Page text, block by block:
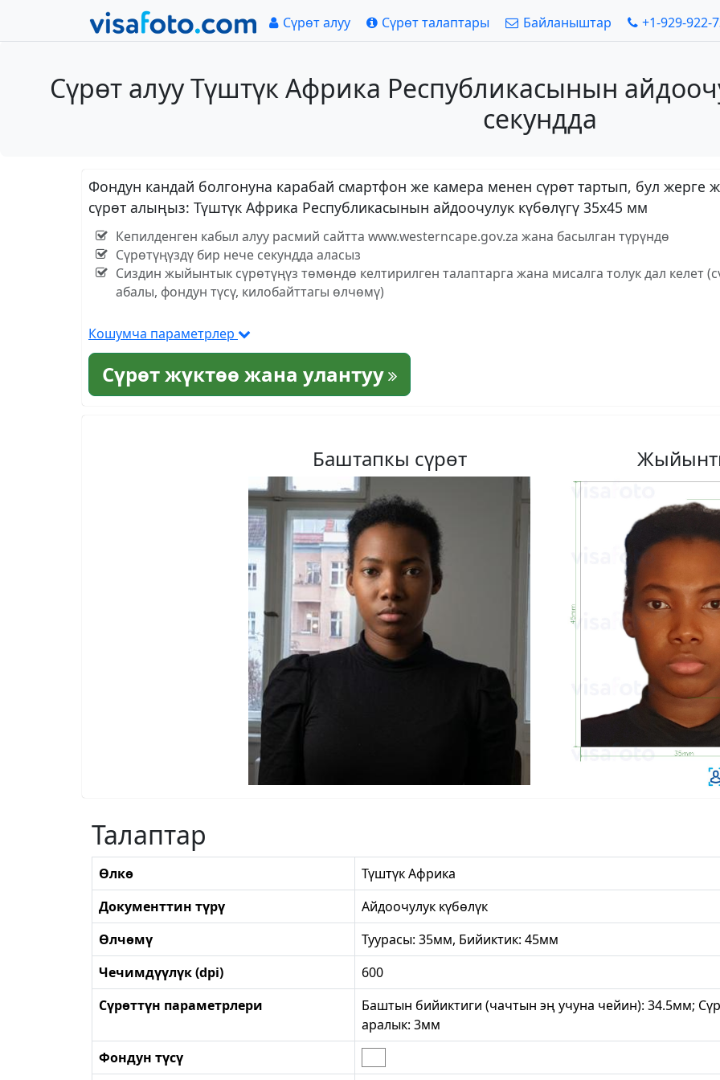
Сүрөт алуу Сүрөт талаптары Байланыштар +1-929-922-
Сүрөт алуу Түштүк Африка Республикасынын
секундда
Фондун кандай болгонуна карабай смартфон же камера менен сүрөт тартып, бул жерге
сүрөт алыңыз: Түштүк Африка Республикасынын айдоочулук күбөлүгү 35х45 мм
Кепилденген кабыл алуу расмий сайтта www.westerncape.gov.za жана басылган түрүндө
Сүрөтүңүздү бир нече секундда аласыз
Сиздин жыйынтык сүрөтүңүз төмөндө келтирилген талаптарга жана мисалга толук дал келет
абалы, фондун түсү, килобайттагы өлчөмү)
Кошумча параметрлер
Сүрөт жүктөө жана улантуу
Баштапкы сүрөт
Талаптар
Өлкө
Түштүк Африка
Документтин түрү
Айдоочулук күбөлүк
Өлчөмү
Туурасы: 35мм, Бийиктик: 45мм
Чечимдүүлүк (dpi)
600
Сүрөттүн параметрлери
Баштын бийиктиги (чачтын эң учуна чейин): 34.5мм;
аралык: 3мм
Фондун түсү